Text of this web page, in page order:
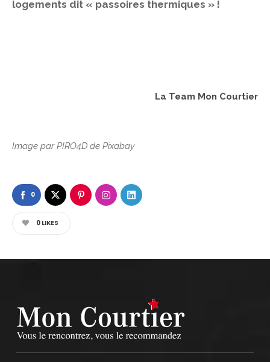
logements dit « passoires thermiques » !
La Team Mon Courtier
Image parPIRO4D de Pixabay
0
0 LIKES